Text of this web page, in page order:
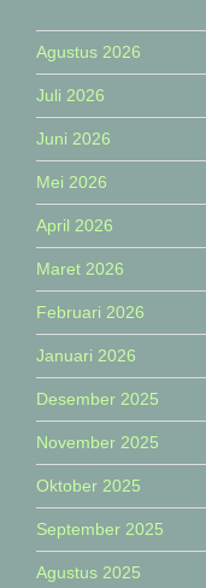
Agustus 2026
Juli 2026
Juni 2026
Mei 2026
April 2026
Maret 2026
Februari 2026
Januari 2026
Desember 2025
November 2025
Oktober 2025
September 2025
Agustus 2025